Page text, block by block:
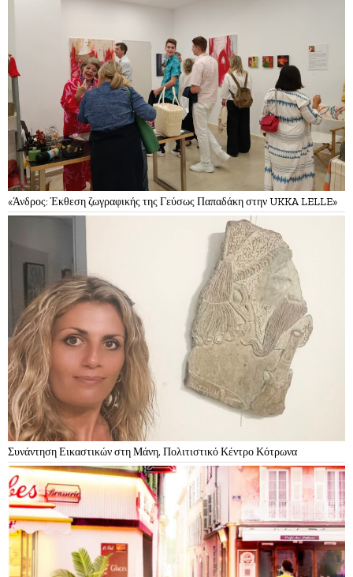
«Άνδρος: Έκθεση ζωγραφικής της Γεύσως Παπαδάκη στην UKKA LELLE»
Συνάντηση Εικαστικών στη Μάνη, Πολιτιστικό Κέντρο Κότρωνα